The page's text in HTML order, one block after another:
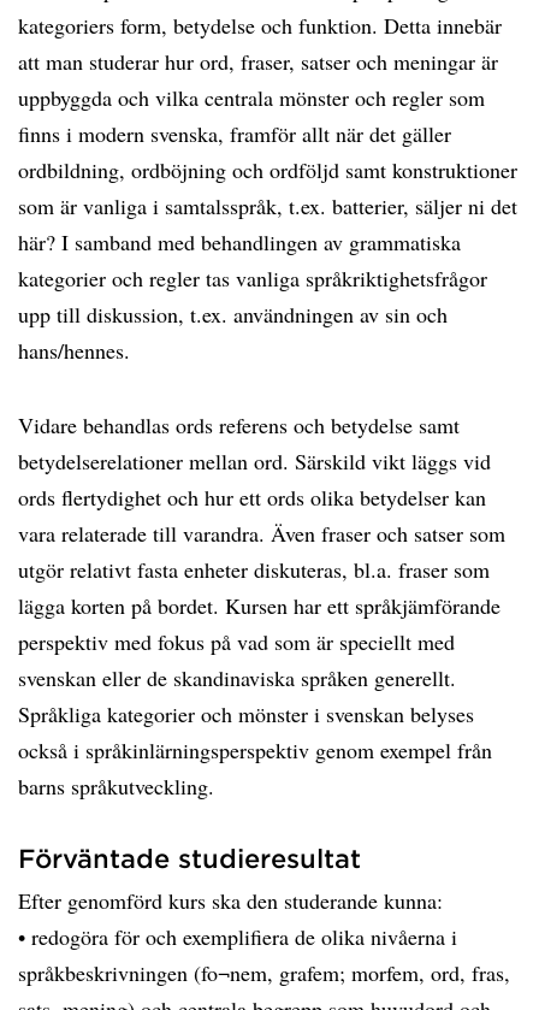
kategoriers form, betydelse och funktion. Detta innebär
att man studerar hur ord, fraser, satser och meningar är
uppbyggda och vilka centrala mönster och regler som
finns i modern svenska, framför allt när det gäller
ordbildning, ordböjning och ordföljd samt konstruktioner
som är vanliga i samtalsspråk, t.ex. batterier, säljer ni det
här? I samband med behandlingen av grammatiska
kategorier och regler tas vanliga språkriktighetsfrågor
upp till diskussion, t.ex. användningen av sin och
hans/hennes.
Vidare behandlas ords referens och betydelse samt
betydelserelationer mellan ord. Särskild vikt läggs vid
ords flertydighet och hur ett ords olika betydelser kan
vara relaterade till varandra. Även fraser och satser som
utgör relativt fasta enheter diskuteras, bl.a. fraser som
lägga korten på bordet. Kursen har ett språkjämförande
perspektiv med fokus på vad som är speciellt med
svenskan eller de skandinaviska språken generellt.
Språkliga kategorier och mönster i svenskan belyses
också i språkinlärningsperspektiv genom exempel från
barns språkutveckling.
Förväntade studieresultat
Efter genomförd kurs ska den studerande kunna:
• redogöra för och exemplifiera de olika nivåerna i
språkbeskrivningen (fo¬nem, grafem; morfem, ord, fras,